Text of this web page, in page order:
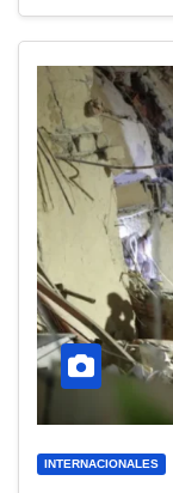
INTERNACIONALES